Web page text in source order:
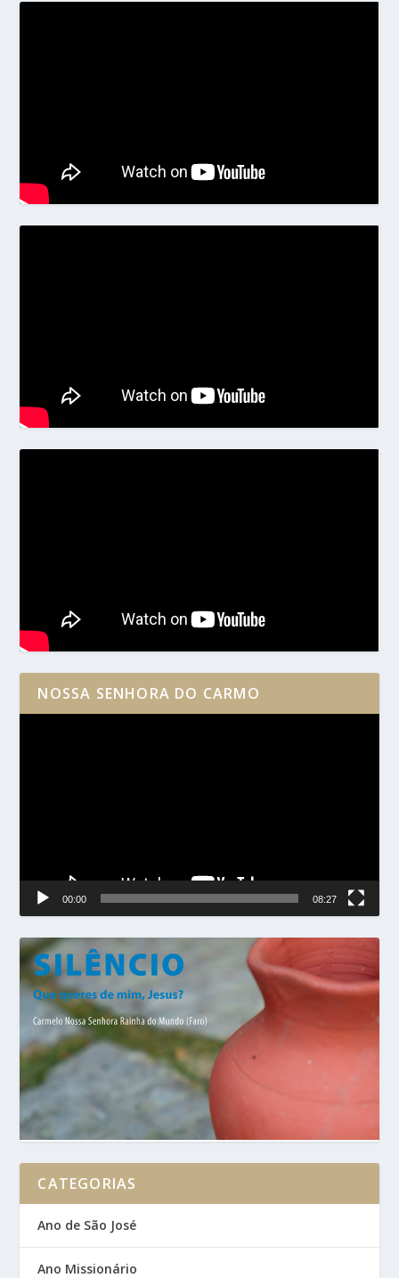
NOSSA SENHORA DO CARMO
00:00 08:27
CATEGORIAS
Ano de São José
Ano Missionário